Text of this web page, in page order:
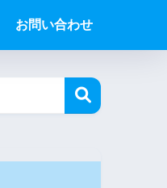
お問い合わせ